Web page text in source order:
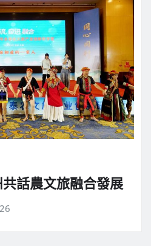
話農文旅融合發展